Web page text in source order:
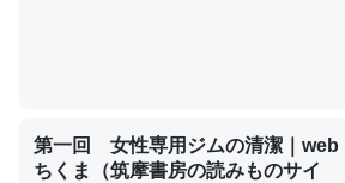
ずキチンを強化してる筈だが、酵素が
─ニュース :: 【研究発表】昆虫学の大問題＝
第一回 女性専用ジムの清潔｜web
ちくま（筑摩書房の読みものサイ